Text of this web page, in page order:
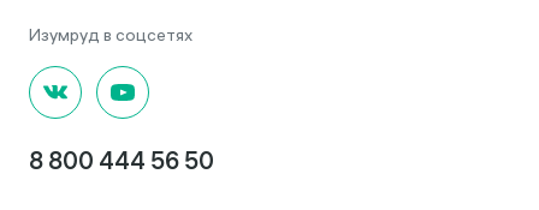
8 800 444 56 50